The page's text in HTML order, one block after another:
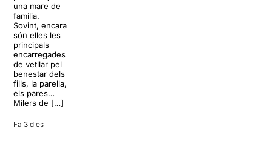
una mare de
família.
Sovint, encara
són elles les
principals
encarregades
de vetllar pel
benestar dels
fills, la parella,
els pares…
Milers de […]
Fa 3 dies